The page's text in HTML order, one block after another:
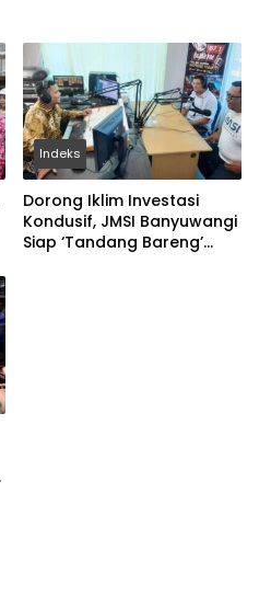
Indeks
Dorong Iklim Investasi
Kondusif, JMSI Banyuwangi
Siap ‘Tandang Bareng’